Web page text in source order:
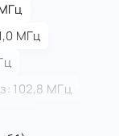
МГц
102,8 МГц